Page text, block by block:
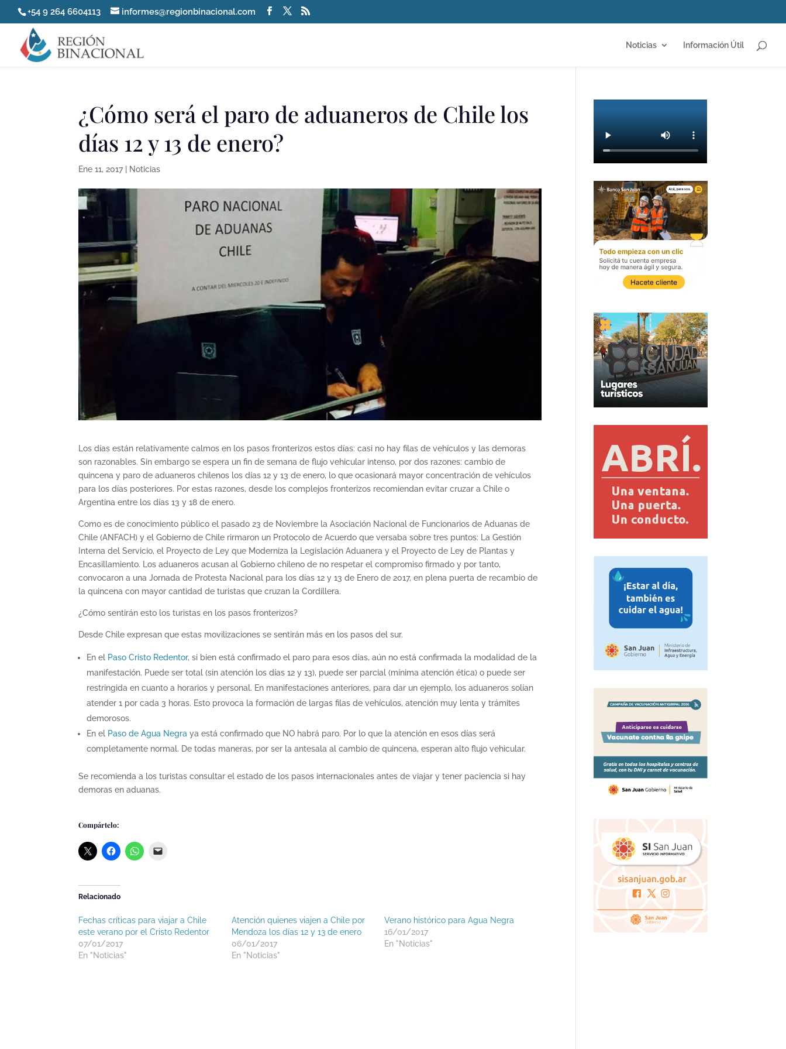
+54 9 264 6604113 informes@regionbinacional.com
Noticias Información Útil
¿Cómo será el paro de aduaneros de Chile los
días 12 y 13 de enero?
Ene 11, 2017| Noticias
Los días están relativamente calmos en los pasos fronterizos estos días: casi no hay filas de vehículos y las demoras
son razonables. Sin embargo se espera un fin de semana de flujo vehicular intenso, por dos razones: cambio de
quincena y paro de aduaneros chilenos los días 12 y 13 de enero, lo que ocasionará mayor concentración de vehículos
para los días posteriores. Por estas razones, desde los complejos fronterizos recomiendan evitar cruzar a Chile o
Argentina entre los días 13 y 18 de enero.
Como es de conocimiento público el pasado 23 de Noviembre la Asociación Nacional de Funcionarios de Aduanas de
Chile (ANFACH) y el Gobierno de Chile rirmaron un Protocolo de Acuerdo que versaba sobre tres puntos: La Gestión
Interna del Servicio, el Proyecto de Ley que Moderniza la Legislación Aduanera y el Proyecto de Ley de Plantas y
Encasillamiento. Los aduaneros acusan al Gobierno chileno de no respetar el compromiso firmado y por tanto,
convocaron a una Jornada de Protesta Nacional para los días 12 y 13 de Enero de 2017, en plena puerta de recambio de
la quincena con mayor cantidad de turistas que cruzan la Cordillera.
¿Cómo sentirán esto los turistas en los pasos fronterizos?
Desde Chile expresan que estas movilizaciones se sentirán más en los pasos del sur.
En el Paso Cristo Redentor, si bien está confirmado el paro para esos días, aún no está confirmada la modalidad de la
manifestación. Puede ser total (sin atención los días 12 y 13), puede ser parcial (mínima atención ética) o puede ser
restringida en cuanto a horarios y personal. En manifestaciones anteriores, para dar un ejemplo, los aduaneros solían
atender 1 por cada 3 horas. Esto provoca la formación de largas filas de vehículos, atención muy lenta y trámites
demorosos.
En el Paso de Agua Negra ya está confirmado que NO habrá paro. Por lo que la atención en esos días será
completamente normal. De todas maneras, por ser la antesala al cambio de quincena, esperan alto flujo vehicular.
Se recomienda a los turistas consultar el estado de los pasos internacionales antes de viajar y tener paciencia si hay
demoras en aduanas.
Compártelo:
Relacionado
Fechas críticas para viajar a Chile
este verano por el Cristo Redentor
07/01/2017
En "Noticias"
Atención quienes viajen a Chile por
Mendoza los días 12 y 13 de enero
06/01/2017
En "Noticias"
Verano histórico para Agua Negra
16/01/2017
En "Noticias"